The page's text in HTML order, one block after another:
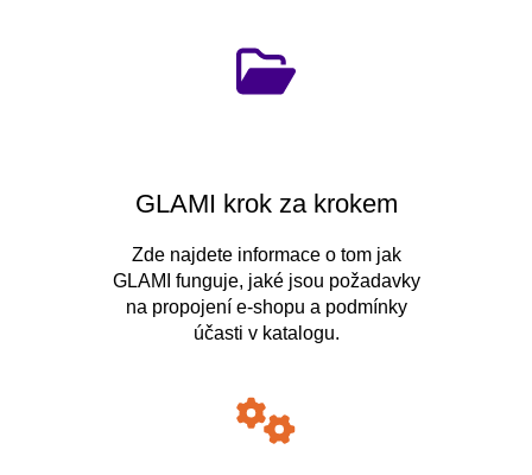
GLAMI krok za krokem
Zde najdete informace o tom jak
GLAMI funguje, jaké jsou požadavky
na propojení e-shopu a podmínky
účasti v katalogu.